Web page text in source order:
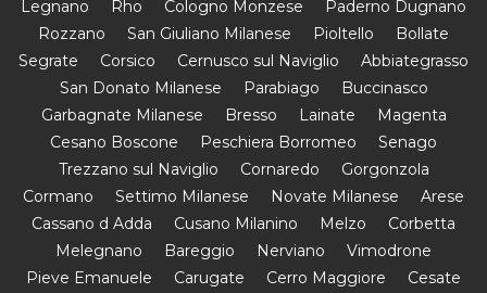
Legnano
Rho Cologno Monzese
Paderno Dugnano
Rozzano
San Giuliano Milanese Pioltello
Bollate
Segrate
Corsico Cernusco sul Naviglio
Abbiategrasso
San Donato Milanese
Parabiago
Buccinasco
Garbagnate Milanese
Bresso Lainate
Magenta
Cesano Boscone
Peschiera Borromeo
Senago
Trezzano sul Naviglio
Cornaredo
Gorgonzola
Cormano
Settimo Milanese Novate Milanese
Arese
Cassano d Adda
Cusano Milanino Melzo
Corbetta
Melegnano
Bareggio Nerviano
Vimodrone
Pieve Emanuele
Carugate Cerro Maggiore
Cesate